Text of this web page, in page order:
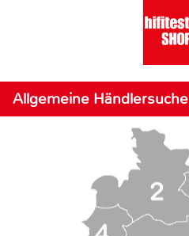
Allgemeine Händlersuche